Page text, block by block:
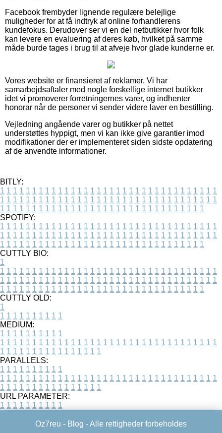
Facebook frembyder lignende regulære belejlige
muligheder for at få indtryk af online forhandlerens
kundefokus. Derudover ser vi en del netbutikker hvor folk
kan levere en evaluering af deres køb, hvilket på samme
måde burde tages i brug til at afveje hvor glade kunderne er.
Vores website er finansieret af reklamer. Vi har
samarbejdsaftaler med nogle forskellige internet butikker
idet vi promoverer forretningernes varer, og indhenter
honorar når de personer vi sender videre laver en bestilling.
Vejledning angående varer og butikker på nettet
understøttes hyppigt, men vi kan ikke give garantier imod
modifikationer der er implementeret siden sidste opdatering
af de anvendte informationer.
BITLY:
1 1 1 1 1 1 1 1 1 1 1 1 1 1 1 1 1 1 1 1 1 1 1 1 1 1 1 1 1 1 1 1 1 1
1 1 1 1 1 1 1 1 1 1 1 1 1 1 1 1 1 1 1 1 1 1 1 1 1 1 1 1 1 1 1 1 1 1
1 1 1 1 1 1 1 1 1 1 1 1 1 1 1 1 1 1 1 1 1 1 1 1 1 1 1 1 1 1 1 1
SPOTIFY:
1 1 1 1 1 1 1 1 1 1 1 1 1 1 1 1 1 1 1 1 1 1 1 1 1 1 1 1 1 1 1 1 1 1
1 1 1 1 1 1 1 1 1 1 1 1 1 1 1 1 1 1 1 1 1 1 1 1 1 1 1 1 1 1 1 1 1 1
1 1 1 1 1 1 1 1 1 1 1 1 1 1 1 1 1 1 1 1 1 1 1 1 1 1 1 1 1 1 1 1
CUTTLY BIO:
1
1 1 1 1 1 1 1 1 1 1 1 1 1 1 1 1 1 1 1 1 1 1 1 1 1 1 1 1 1 1 1 1 1 1
1 1 1 1 1 1 1 1 1 1 1 1 1 1 1 1 1 1 1 1 1 1 1 1 1 1 1 1 1 1 1 1 1 1
1 1 1 1 1 1 1 1 1 1 1 1 1 1 1 1 1 1 1 1 1 1 1 1 1 1 1 1 1 1 1 1
CUTTLY OLD:
1
1 1 1 1 1 1 1 1 1 1
MEDIUM:
1 1 1 1 1 1 1 1 1 1
1 1 1 1 1 1 1 1 1 1 1 1 1 1 1 1 1 1 1 1 1 1 1 1 1 1 1 1 1 1 1 1 1 1
1 1 1 1 1 1 1 1 1 1 1 1 1 1 1 1
PARALLELS:
1 1 1 1 1 1 1 1 1 1
1 1 1 1 1 1 1 1 1 1 1 1 1 1 1 1 1 1 1 1 1 1 1 1 1 1 1 1 1 1 1 1 1 1
1 1 1 1 1 1 1 1 1 1 1 1 1 1 1 1
URL PARAMETER:
1 1 1 1 1 1 1 1 1 1
Oz7reu - Blog - Alle rettigheder forbeholdes